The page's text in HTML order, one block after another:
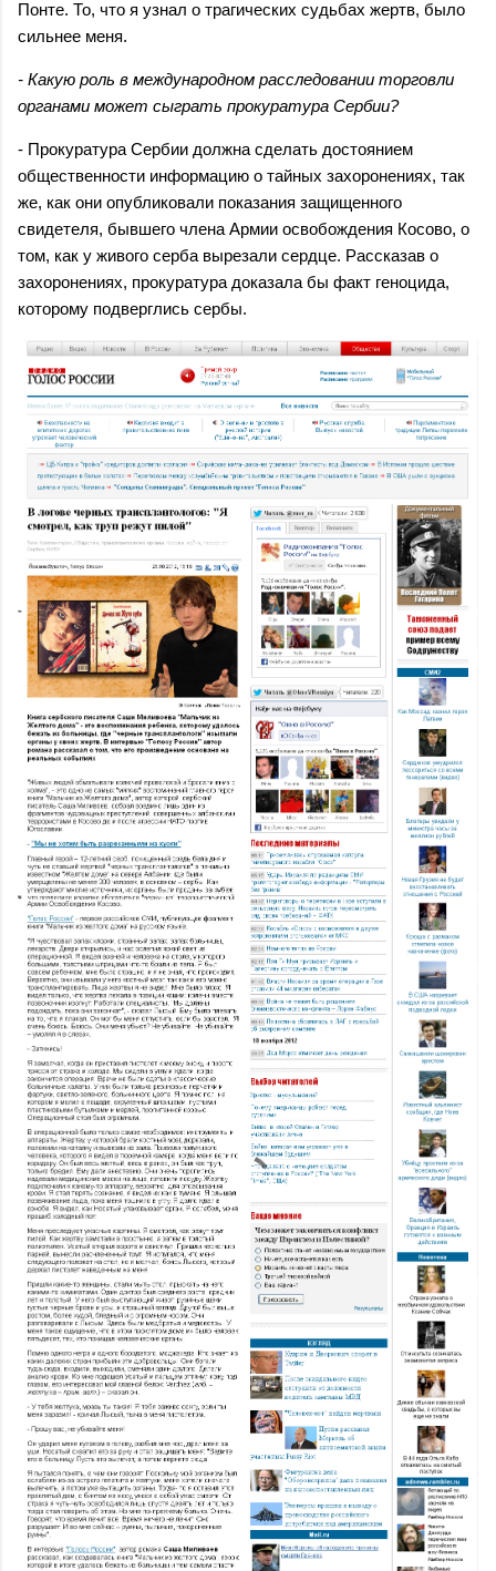
Понте. То, что я узнал о трагических судьбах жертв, было
сильнее меня.
- Какую роль в международном расследовании торговли
органами может сыграть прокуратура Сербии?
- Прокуратура Сербии должна сделать достоянием
общественности информацию о тайных захоронениях, так
же, как они опубликовали показания защищенного
свидетеля, бывшего члена Армии освобождения Косово, о
том, как у живого серба вырезали сердце. Рассказав о
захоронениях, прокуратура доказала бы факт геноцида,
которому подверглись сербы.